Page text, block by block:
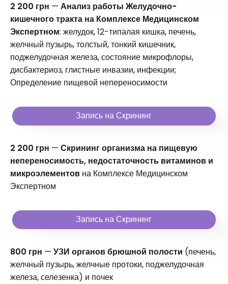
2 200 грн — Анализ работы Желудочно-
кишечного тракта на Комплексе Медицинском
Экспертном: желудок, 12-типалая кишка, печень,
желчный пузырь, толстый, тонкий кишечник,
поджелудочная железа, состояние микрофлоры,
дисбактериоз, глистные инвазии, инфекции;
Определение пищевой непереносимости
Запись на Скрининг
2 200 грн — Скрининг организма на пищевую
непереносимость, недостаточность витаминов и
микроэлементов на Комплексе Медицинском
Экспертном
Запись на Скрининг
800 грн — УЗИ органов брюшной полости (печень,
желчный пузырь, желчные протоки, поджелудочная
железа, селезенка) и почек